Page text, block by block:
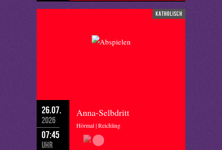
katholisch
26.07.
2026
07:45
Uhr
Anna-Selbdritt
Hörmal | Reichling